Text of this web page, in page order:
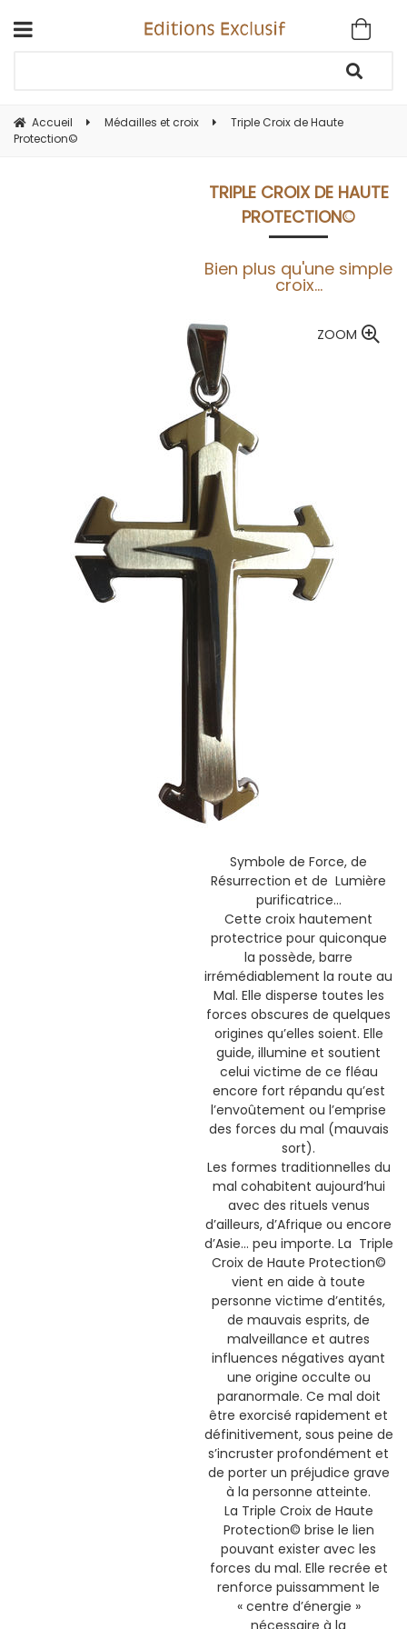
Accueil Médailles et croix
Triple Croix de Haute
Protection©
TRIPLE CROIX DE HAUTE
PROTECTION©
Bien plus qu'une simple
croix...
ZOOM
Symbole de Force, de
Résurrection et de Lumière
purificatrice…
Cette croix hautement
protectrice pour quiconque
la possède, barre
irrémédiablement la route au
Mal. Elle disperse toutes les
forces obscures de quelques
origines qu’elles soient. Elle
guide, illumine et soutient
celui victime de ce fléau
encore fort répandu qu’est
l’envoûtement ou l’emprise
des forces du mal (mauvais
sort).
Les formes traditionnelles du
mal cohabitent aujourd’hui
avec des rituels venus
d’ailleurs, d’Afrique ou encore
d’Asie… peu importe. La Triple
Croix de Haute Protection©
vient en aide à toute
personne victime d’entités,
de mauvais esprits, de
malveillance et autres
influences négatives ayant
une origine occulte ou
paranormale. Ce mal doit
être exorcisé rapidement et
définitivement, sous peine de
s’incruster profondément et
de porter un préjudice grave
à la personne atteinte.
La Triple Croix de Haute
Protection© brise le lien
pouvant exister avec les
forces du mal. Elle recrée et
renforce puissamment le
« centre d’énergie »